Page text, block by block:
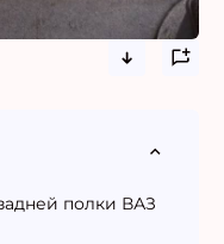
полки ВАЗ